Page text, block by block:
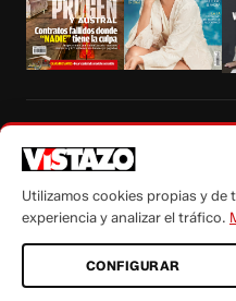
autorización escrita de su titular, de
Utilizamos cookies propias y de
experiencia y analizar el tráfico.
CONFIGURAR